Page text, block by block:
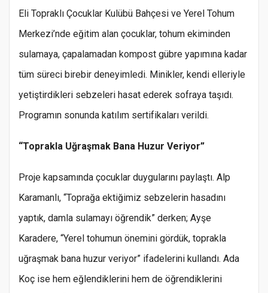
Eli Topraklı Çocuklar Kulübü Bahçesi ve Yerel Tohum
Merkezi’nde eğitim alan çocuklar, tohum ekiminden
sulamaya, çapalamadan kompost gübre yapımına kadar
tüm süreci birebir deneyimledi. Minikler, kendi elleriyle
yetiştirdikleri sebzeleri hasat ederek sofraya taşıdı.
Programın sonunda katılım sertifikaları verildi.
“Toprakla Uğraşmak Bana Huzur Veriyor”
Proje kapsamında çocuklar duygularını paylaştı. Alp
Karamanlı, “Toprağa ektiğimiz sebzelerin hasadını
yaptık, damla sulamayı öğrendik” derken; Ayşe
Karadere, “Yerel tohumun önemini gördük, toprakla
uğraşmak bana huzur veriyor” ifadelerini kullandı. Ada
Koç ise hem eğlendiklerini hem de öğrendiklerini